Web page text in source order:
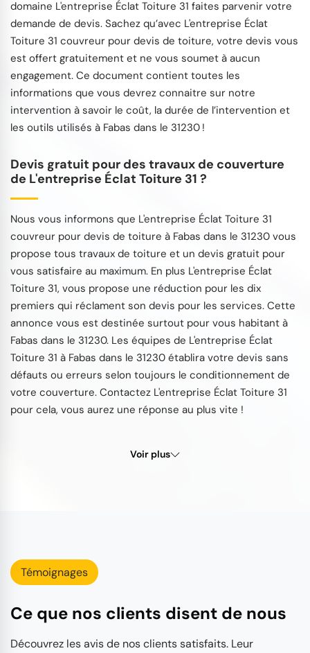
domaine L'entreprise Éclat Toiture 31 faites parvenir votre
demande de devis. Sachez qu’avec L'entreprise Éclat
Toiture 31 couvreur pour devis de toiture, votre devis vous
est offert gratuitement et ne vous soumet à aucun
engagement. Ce document contient toutes les
informations que vous devrez connaitre sur notre
intervention à savoir le coût, la durée de l’intervention et
les outils utilisés à Fabas dans le 31230 !
Devis gratuit pour des travaux de couverture
de L'entreprise Éclat Toiture 31 ?
Nous vous informons que L'entreprise Éclat Toiture 31
couvreur pour devis de toiture à Fabas dans le 31230 vous
propose tous travaux de toiture et un devis gratuit pour
vous satisfaire au maximum. En plus L'entreprise Éclat
Toiture 31, vous propose une réduction pour les dix
premiers qui réclament son devis pour les services. Cette
annonce vous est destinée surtout pour vous habitant à
Fabas dans le 31230. Les équipes de L'entreprise Éclat
Toiture 31 à Fabas dans le 31230 établira votre devis sans
défauts ou erreurs selon toujours le conditionnement de
votre couverture. Contactez L'entreprise Éclat Toiture 31
pour cela, vous aurez une réponse au plus vite !
Voir plus
Témoignages
Ce que nos clients disent de nous
Découvrez les avis de nos clients satisfaits. Leur